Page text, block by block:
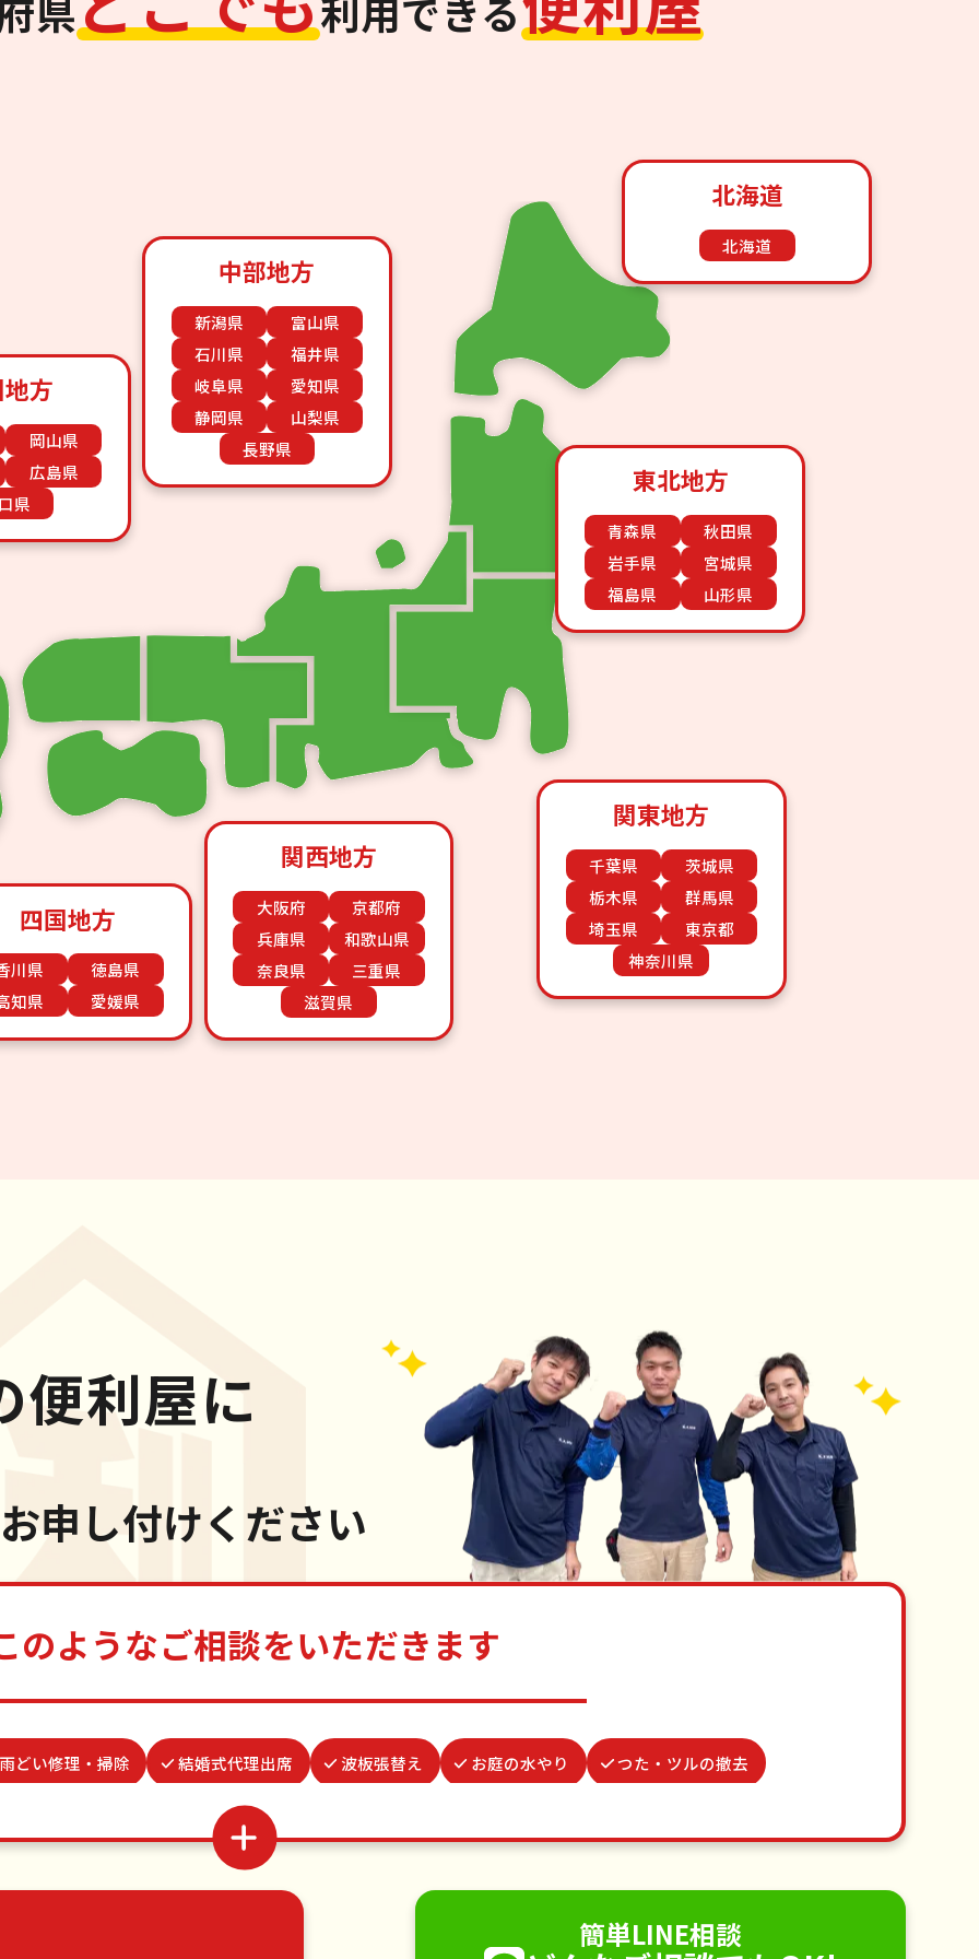
県 利用できる
北海道
北海道
東北地方
青森県
秋田県
岩手県
宮城県
福島県
山形県
関東地方
千葉県
茨城県
栃木県
群馬県
埼玉県
東京都
神奈川県
中部地方
新潟県
富山県
石川県
福井県
岐阜県
愛知県
静岡県
山梨県
長野県
関西地方
大阪府
京都府
兵庫県
和歌山県
奈良県
三重県
滋賀県
四国地方
川県
徳島県
知県
愛媛県
方
岡山県
広島県
県
便利屋に
お申し付けください
のようなご相談をいただきます
どい修理・掃除 結婚式代理出席 波板張替え お庭の水やり つた・ツルの撤去
買い物代行
家具組立
植木の剪定 植木の伐採
簡単LINE相談